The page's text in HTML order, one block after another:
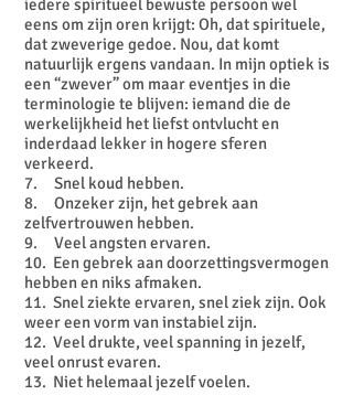
iedere spiritueel bewuste persoon wel
eens om zijn oren krijgt: Oh, dat spirituele,
dat zweverige gedoe. Nou, dat komt
natuurlijk ergens vandaan. In mijn optiek is
een “zwever” om maar eventjes in die
terminologie te blijven: iemand die de
werkelijkheid het liefst ontvlucht en
inderdaad lekker in hogere sferen
verkeerd.
7. Snel koud hebben.
8. Onzeker zijn, het gebrek aan
zelfvertrouwen hebben.
9. Veel angsten ervaren.
10. Een gebrek aan doorzettingsvermogen
hebben en niks afmaken.
11. Snel ziekte ervaren, snel ziek zijn. Ook
weer een vorm van instabiel zijn.
12. Veel drukte, veel spanning in jezelf,
veel onrust evaren.
13. Niet helemaal jezelf voelen.